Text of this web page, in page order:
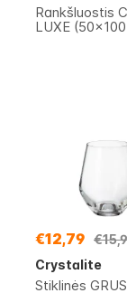
Rankšluostis
LUXE
€12,79
Crystalite
Stiklinės